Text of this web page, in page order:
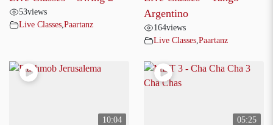
53views
Live Classes,Paartanz
Argentino
164views
Live Classes,Paartanz
10:04 05:25